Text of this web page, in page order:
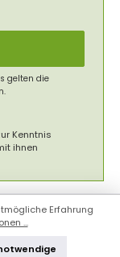
gelten die
.
Kenntnis
ihnen
Erfahrung
...